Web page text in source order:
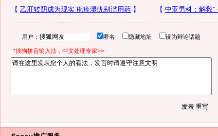
用户： 匿名 隐藏地址 设为辩论话题
*搜狗拼音输入法，中文处理专家>>